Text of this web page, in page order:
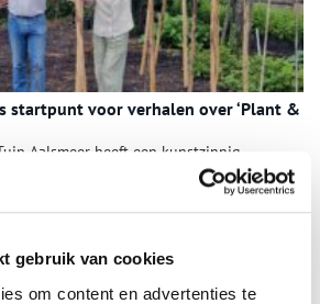
gebruik van cookies
om content en advertenties te
startpunt voor verhalen over ‘Plant &
Aalsmeer heeft een kunstzinnig
als bijdrage aan het themajaar Plant &
Vereniging van Botanische Tuinen
de veelzijdige relatie tussen